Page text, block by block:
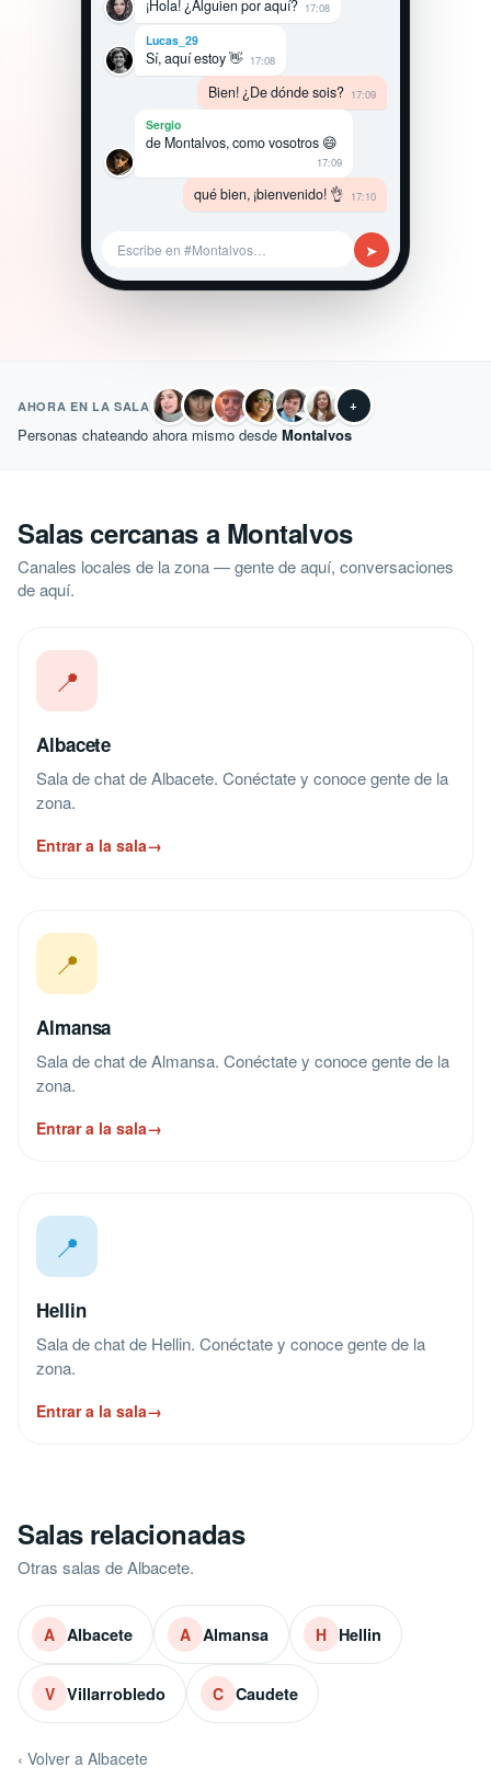
¡Hola! ¿Alguien por aquí? 17:08
Lucas_29
Sí, aquí estoy 👋 17:08
Bien! ¿De dónde sois? 17:09
Sergio
de Montalvos, como vosotros 😄
17:09
qué bien, ¡bienvenido! 👌 17:10
Escribe en #Montalvos… ➤
AHORA EN LA SALA +
Personas chateando ahora mismo desde Montalvos
Salas cercanas a Montalvos
Canales locales de la zona — gente de aquí, conversaciones
de aquí.
📍
Albacete
Sala de chat de Albacete. Conéctate y conoce gente de la
zona.
Entrar a la sala→
📍
Almansa
Sala de chat de Almansa. Conéctate y conoce gente de la
zona.
Entrar a la sala→
📍
Hellin
Sala de chat de Hellin. Conéctate y conoce gente de la
zona.
Entrar a la sala→
Salas relacionadas
Otras salas de Albacete.
A Albacete A Almansa H Hellin
V Villarrobledo C Caudete
‹ Volver a Albacete